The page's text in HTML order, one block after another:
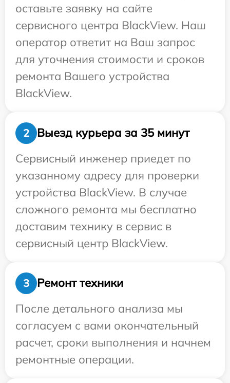
оставьте заявку на сайте
сервисного центра BlackView. Наш
оператор ответит на Ваш запрос
для уточнения стоимости и сроков
ремонта Вашего устройства
BlackView.
2
Выезд курьера за 35 минут
Сервисный инженер приедет по
указанному адресу для проверки
устройства BlackView. В случае
сложного ремонта мы бесплатно
доставим технику в сервис в
сервисный центр BlackView.
3
Ремонт техники
После детального анализа мы
согласуем с вами окончательный
расчет, сроки выполнения и начнем
ремонтные операции.